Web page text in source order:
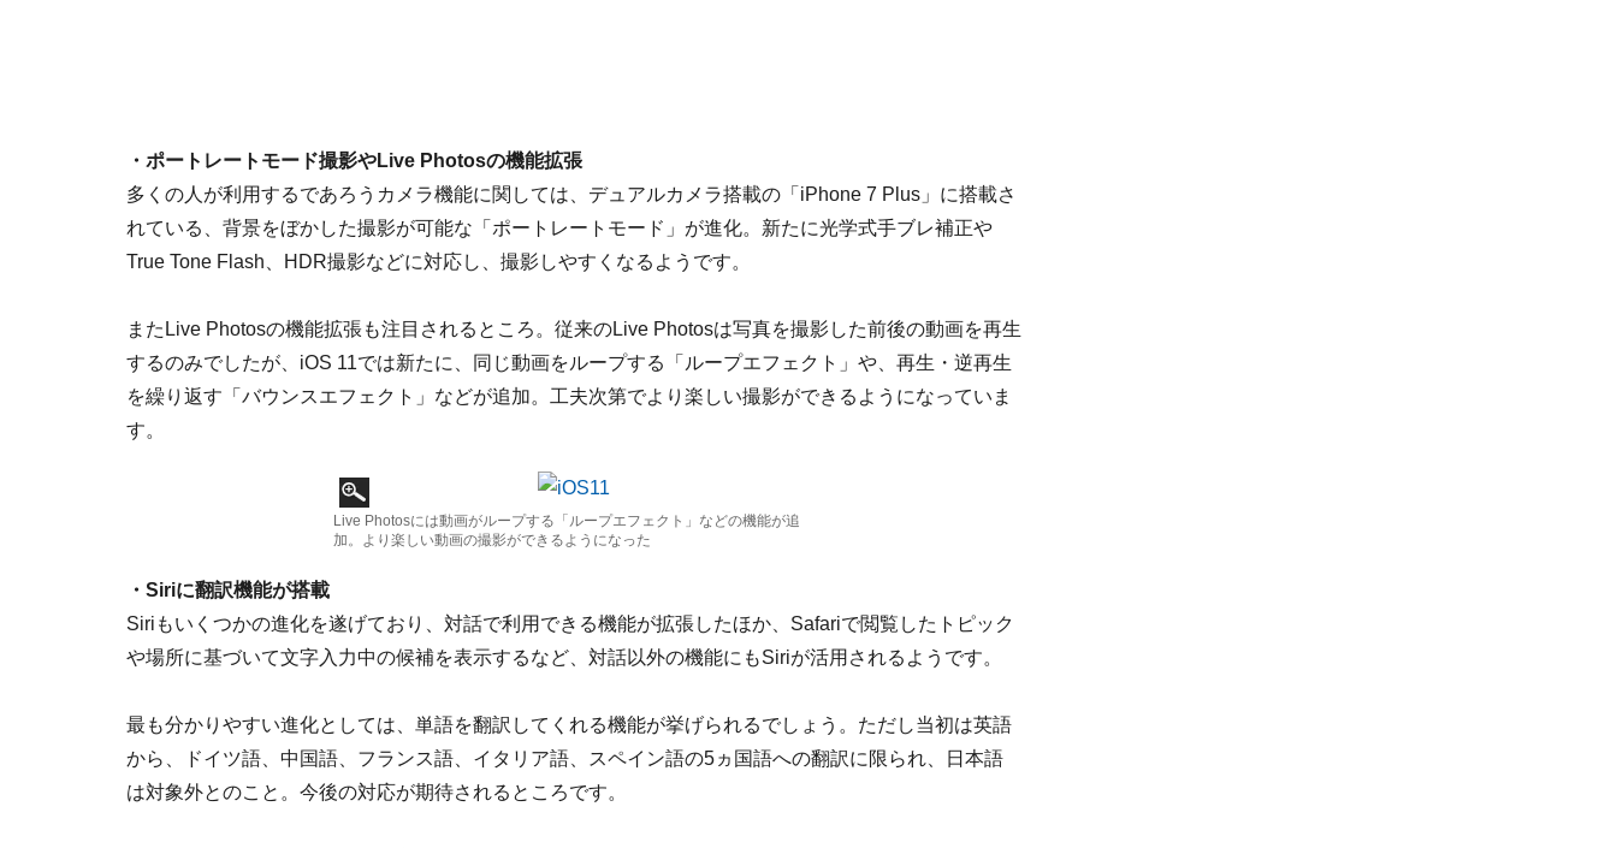
・ポートレートモード撮影やLive Photosの機能拡張
多くの人が利用するであろうカメラ機能に関しては、デュアルカメラ搭載の「iPhone 7 Plus」に搭載さ
れている、背景をぼかした撮影が可能な「ポートレートモード」が進化。新たに光学式手ブレ補正や
True Tone Flash、HDR撮影などに対応し、撮影しやすくなるようです。
またLive Photosの機能拡張も注目されるところ。従来のLive Photosは写真を撮影した前後の動画を再生
するのみでしたが、iOS 11では新たに、同じ動画をループする「ループエフェクト」や、再生・逆再生
を繰り返す「バウンスエフェクト」などが追加。工夫次第でより楽しい撮影ができるようになっていま
す。
Live Photosには動画がループする「ループエフェクト」などの機能が追
加。より楽しい動画の撮影ができるようになった
・Siriに翻訳機能が搭載
Siriもいくつかの進化を遂げており、対話で利用できる機能が拡張したほか、Safariで閲覧したトピック
や場所に基づいて文字入力中の候補を表示するなど、対話以外の機能にもSiriが活用されるようです。
最も分かりやすい進化としては、単語を翻訳してくれる機能が挙げられるでしょう。ただし当初は英語
から、ドイツ語、中国語、フランス語、イタリア語、スペイン語の5ヵ国語への翻訳に限られ、日本語
は対象外とのこと。今後の対応が期待されるところです。